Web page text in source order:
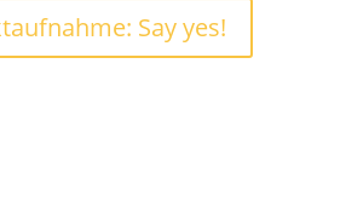
Say yes!